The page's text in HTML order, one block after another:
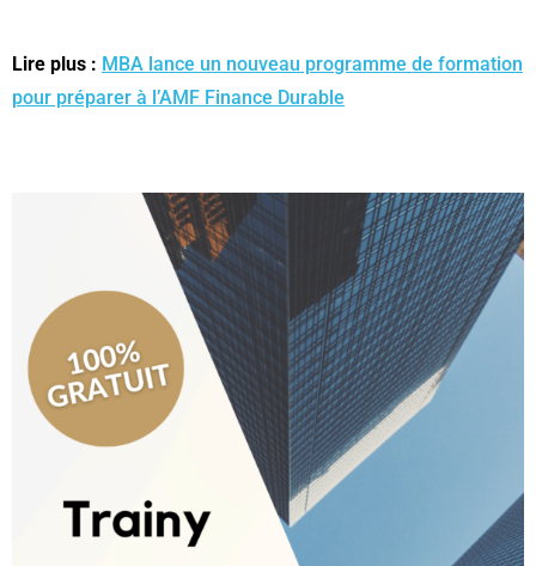
Lire plus : MBA lance un nouveau programme de formation
pour préparer à l’AMF Finance Durable